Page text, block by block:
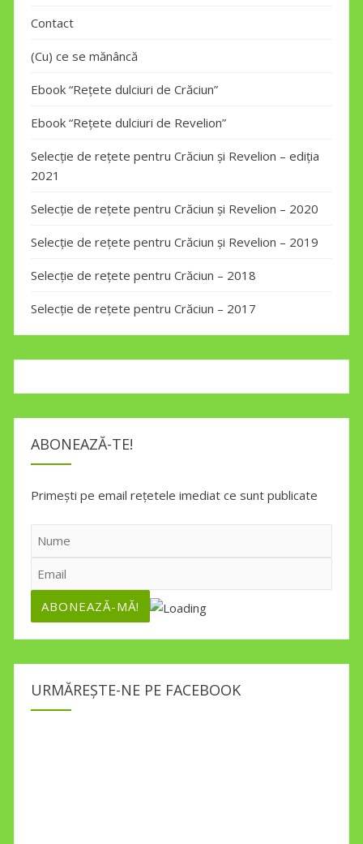
Contact
(Cu) ce se mănâncă
Ebook “Rețete dulciuri de Crăciun”
Ebook “Rețete dulciuri de Revelion”
Selecție de rețete pentru Crăciun și Revelion – ediția
2021
Selecție de rețete pentru Crăciun și Revelion – 2020
Selecție de rețete pentru Crăciun și Revelion – 2019
Selecție de rețete pentru Crăciun – 2018
Selecție de rețete pentru Crăciun – 2017
ABONEAZĂ-TE!
Primești pe email rețetele imediat ce sunt publicate
URMĂREȘTE-NE PE FACEBOOK